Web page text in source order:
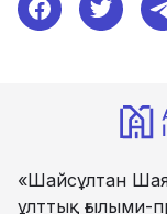
«Шайсұлтан
ұлттық ғылыми-